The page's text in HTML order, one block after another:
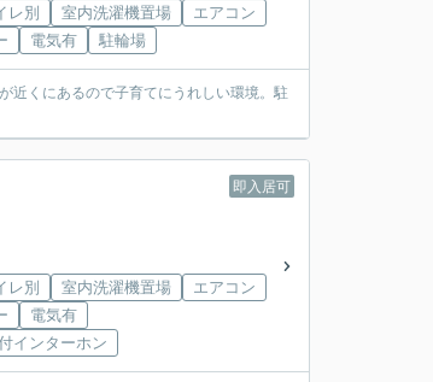
レ別 室内洗濯機置場
エアコン
電気有 駐輪場
近くにあるので子育てにうれしい環境。駐
即入居可
レ別 室内洗濯機置場
エアコン
電気有
インターホン